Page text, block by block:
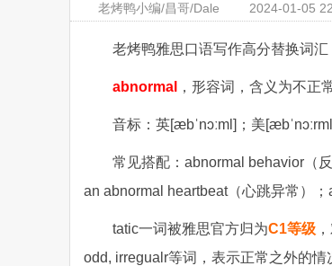
老烤鸭小编/昌哥/Dale 2024-01-05
老烤鸭雅思口语写作高分替换词
abnormal ，形容词，含义为不正
音标：英[æbˈnɔːml]；美
常见搭配：abnormal behavior（
an abnormal heartbeat（心跳异常）
tatic一词被雅思官方归为C1等级
odd, irregualr等词，表示正常之外的情